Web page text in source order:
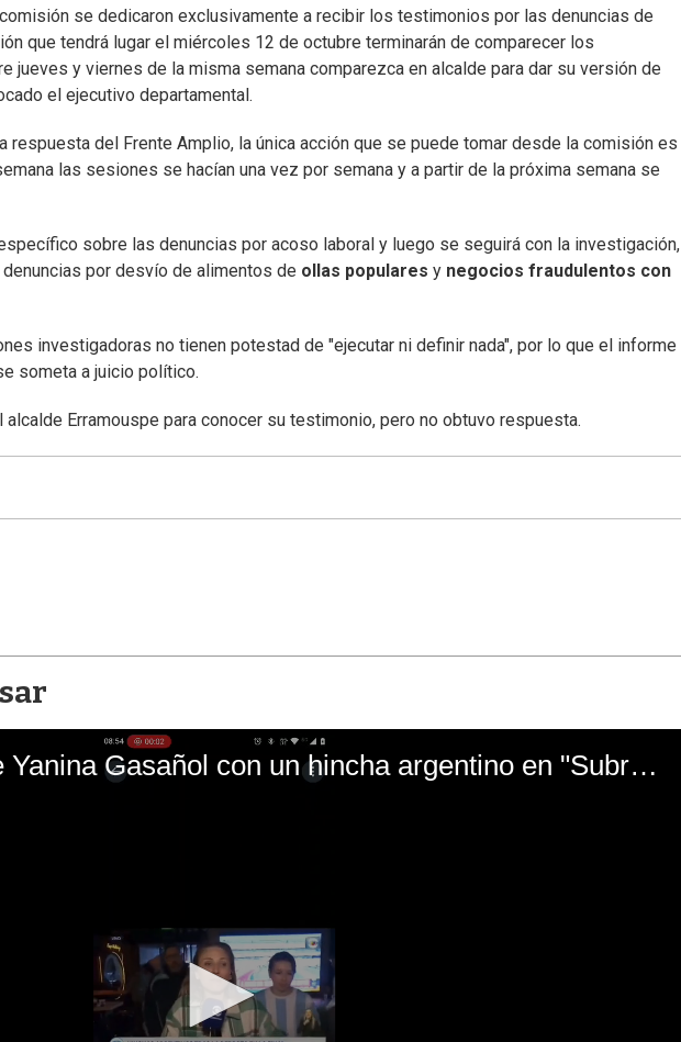
se dedicaron exclusivamente a recibir los testimonios por las denuncias de
que tendrá lugar el miércoles 12 de octubre terminarán de comparecer los
jueves y viernes de la misma semana comparezca en alcalde para dar su versión de
el ejecutivo departamental.
respuesta del Frente Amplio, la única acción que se puede tomar desde la comisión es
las sesiones se hacían una vez por semana y a partir de la próxima semana se
sobre las denuncias por acoso laboral y luego se seguirá con la investigación,
por desvío de alimentos de ollas populares y negocios fraudulentos con
investigadoras no tienen potestad de "ejecutar ni definir nada", por lo que el informe
someta a juicio político.
Erramouspe para conocer su testimonio, pero no obtuvo respuesta.
El mal momento de Yanina Gasañol con un hincha argentino en "Subrayado"